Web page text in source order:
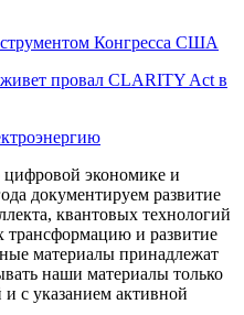
Конгресса США
провал CLARITY Act в
экономике и
документируем развитие
квантовых технологий
трансформацию и развитие
материалы принадлежат
наши материалы только
и с указанием активной